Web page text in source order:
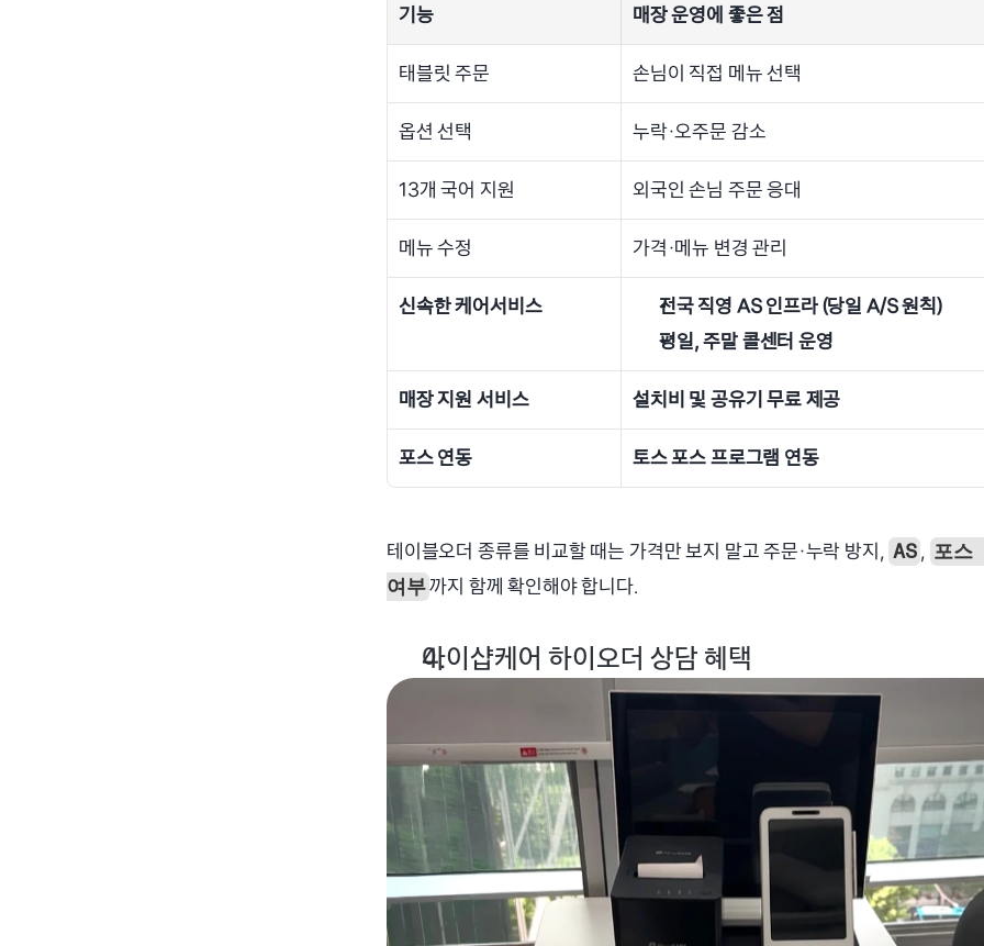
기능
매장 운영에 좋은 점
태블릿 주문 손님이 직접 메뉴 선택
옵션 선택 누락·오주문 감소
13개 국어 지원 외국인 손님 주문 응대
메뉴 수정 가격·메뉴 변경 관리
신속한 케어서비스
전국 직영 AS 인프라 (당일 A/S 원칙)
평일, 주말 콜센터 운영
매장 지원 서비스 설치비 및 공유기 무료 제공
포스 연동 토스 포스 프로그램 연동
테이블오더 종류를 비교할 때는 가격만 보지 말고 주문·누락 방지, AS , 포스
여부까지 함께 확인해야 합니다.
아이샵케어 하이오더 상담 혜택